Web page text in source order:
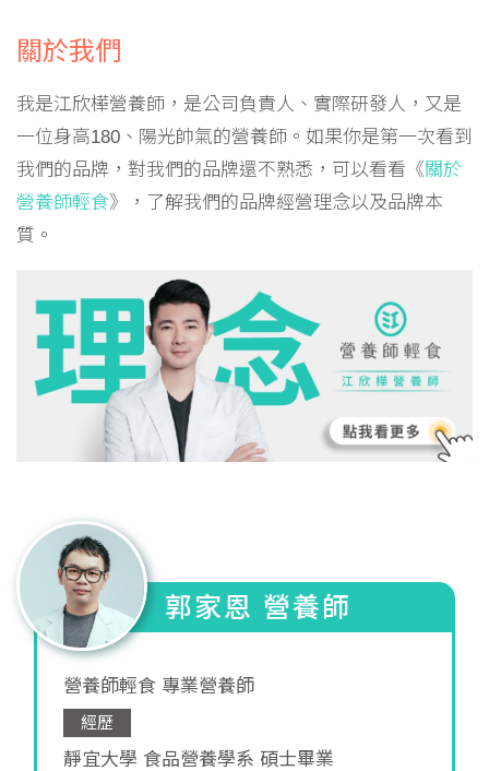
關於我們
我是江欣樺營養師，是公司負責人、實際研發人，又是
一位身高180、陽光帥氣的營養師。如果你是第一次看到
我們的品牌，對我們的品牌還不熟悉，可以看看《關於
營養師輕食》，了解我們的品牌經營理念以及品牌本
質。
郭家恩 營養師
營養師輕食 專業營養師
經歷
靜宜大學 食品營養學系 碩士畢業